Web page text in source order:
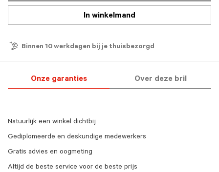
In winkelmand
Binnen 10 werkdagen bij je thuisbezorgd
Onze garanties Over deze bril
Natuurlijk een winkel dichtbij
Gediplomeerde en deskundige medewerkers
Gratis advies en oogmeting
Altijd de beste service voor de beste prijs